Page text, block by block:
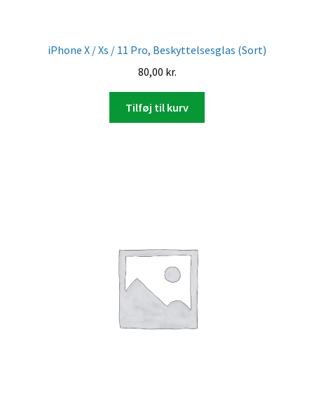
iPhone X / Xs / 11 Pro, Beskyttelsesglas (Sort)
80,00 kr.
Tilføj til kurv